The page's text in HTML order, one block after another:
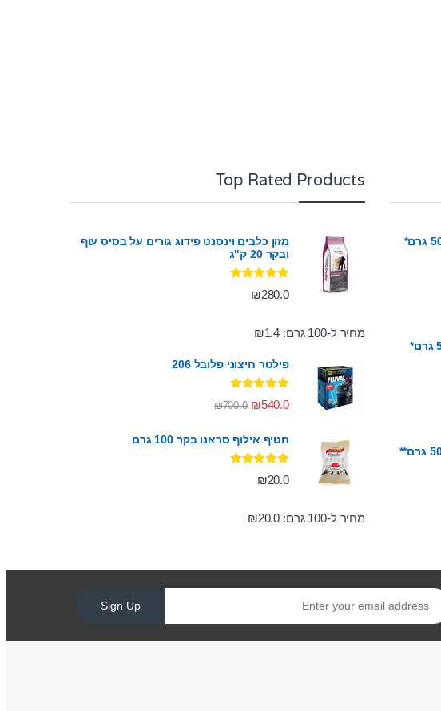
Top Rated Products
מזון כלבים וינסנט פידוג גורים על בסיס עוף
ובקר 20 ק"ג
דורג5.00
מתוך 5 ₪280.0
מחיר ל-100 גרם: ₪1.4
פילטר חיצוני פלובל 206
דורג 5.00
מתוך 5 ₪540.0
₪700.0
חטיף אילוף סראנו בקר 100 גרם
דורג5.00
מתוך 5₪20.0
מחיר ל-100 גרם: ₪20.0
Sign Up